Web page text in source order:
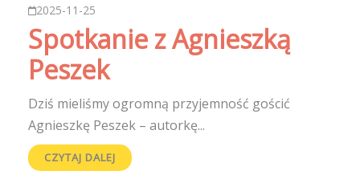
2025-11-25
Spotkanie z Agnieszką
Peszek
Dziś mieliśmy ogromną przyjemność gościć
Agnieszkę Peszek – autorkę...
CZYTAJ DALEJ